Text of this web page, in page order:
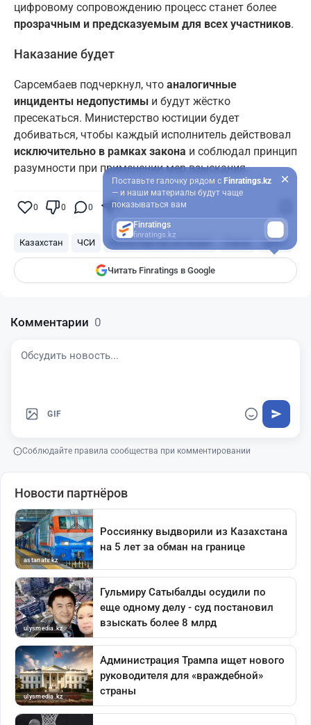
цифровому сопровождению процесс станет более
прозрачным и предсказуемым для всех участников.
Наказание будет
Сарсембаев подчеркнул, что аналогичные
инциденты недопустимы и будут жёстко
пресекаться. Министерство юстиции будет
добиваться, чтобы каждый исполнитель действовал
исключительно в рамках закона и соблюдал принцип
разумности при применении мер взыскания.
0 0 0 0
Казахстан ЧСИ Министерство юстиции Счета арест
Читать Finratings в Google
Поставьте галочку рядом с Finratings.kz
— и наши материалы будут чаще
показываться вам
Finratings
finratings.kz
Комментарии 0
GIF
Соблюдайте правила сообщества при комментировании